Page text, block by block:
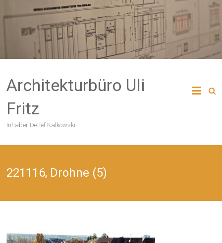
to
content
Architekturbüro Uli
Fritz
Inhaber Detlef Kalkowski
221116, Drohne (5)